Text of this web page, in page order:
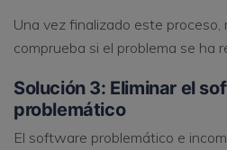
Una vez finalizado este
comprueba si el problema se ha
Solución 3: Eliminar el
problemático
El software problemático e